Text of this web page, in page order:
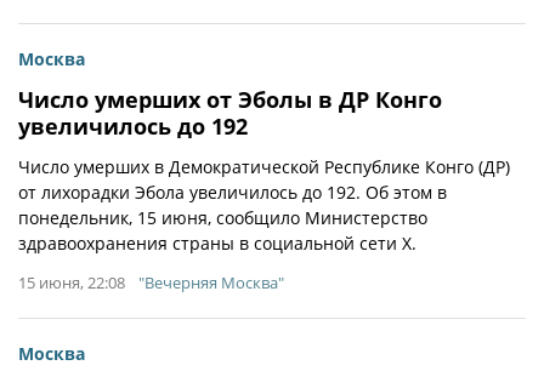
Москва
Число умерших от Эболы в ДР Конго
увеличилось до 192
Число умерших в Демократической Республике Конго (ДР)
от лихорадки Эбола увеличилось до 192. Об этом в
понедельник, 15 июня, сообщило Министерство
здравоохранения страны в социальной сети Х.
15 июня, 22:08 "Вечерняя Москва"
Москва